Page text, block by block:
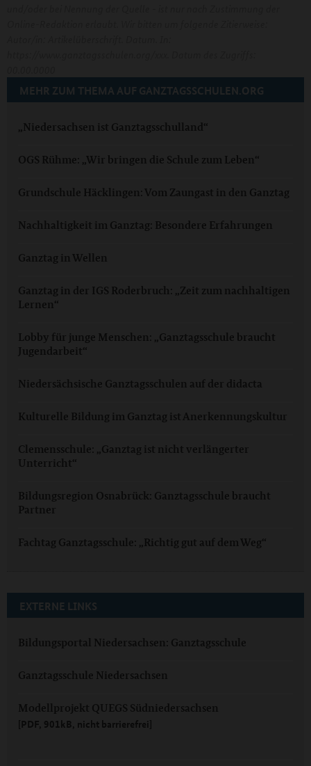
MEHR ZUM THEMA AUF GANZTAGSSCHULEN.ORG
„Niedersachsen ist Ganztagsschulland“
OGS Rühme: „Wir bringen die Schule zum Leben“
Grundschule Häcklingen: Vom Zaungast in den Ganztag
Nachhaltigkeit im Ganztag: Besondere Erfahrungen
Ganztag in Wellen
Ganztag in der IGS Roderbruch: „Zeit zum nachhaltigen
Lernen“
Lobby für junge Menschen: „Ganztagsschule braucht
Jugendarbeit“
Niedersächsische Ganztagsschulen auf der didacta
Kulturelle Bildung im Ganztag ist Anerkennungskultur
Clemensschule: „Ganztag ist nicht verlängerter
Unterricht“
Bildungsregion Osnabrück: Ganztagsschule braucht
Partner
Fachtag Ganztagsschule: „Richtig gut auf dem Weg“
EXTERNE LINKS
Bildungsportal Niedersachsen: Ganztagsschule
Ganztagsschule Niedersachsen
Modellprojekt QUEGS Südniedersachsen
[PDF, 901kB, nicht barrierefrei]